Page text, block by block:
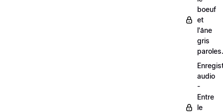
boeuf
et
l'âne
gris
audio
-
Entre
le